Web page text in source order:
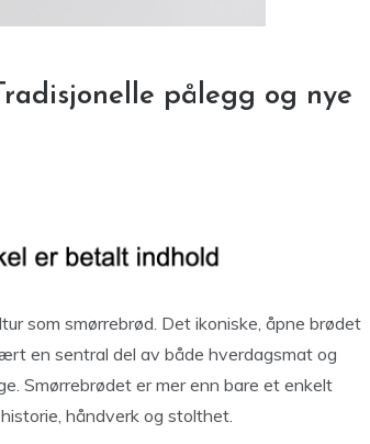
pålegg og nye
som smørrebrød. Det ikoniske, åpne brødet
en sentral del av både hverdagsmat og
Smørrebrødet er mer enn bare et enkelt
håndverk og stolthet.